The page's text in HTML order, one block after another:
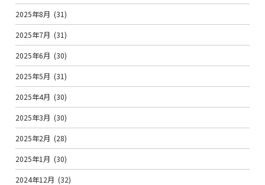
2025年8月 (31)
2025年7月 (31)
2025年6月 (30)
2025年5月 (31)
2025年4月 (30)
2025年3月 (30)
2025年2月 (28)
2025年1月 (30)
2024年12月 (32)